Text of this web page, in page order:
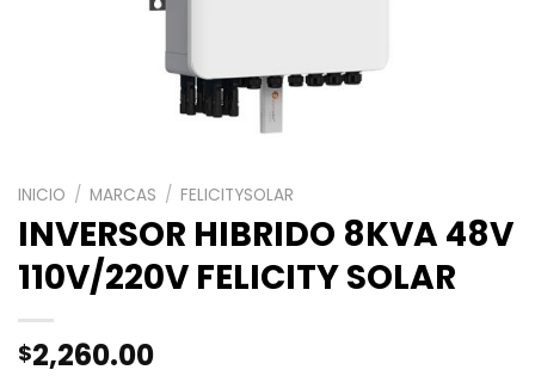
INICIO / MARCAS / FELICITYSOLAR
INVERSOR HIBRIDO 8KVA 48V
110V/220V FELICITY SOLAR
$2,260.00